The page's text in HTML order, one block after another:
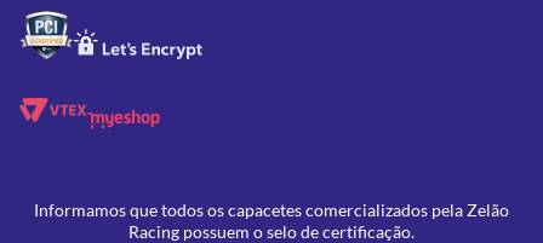
Lançamentos
Ofertas
Política de Campanhas e promoções
Informamos que todos os capacetes comercializados pela Zelão
Racing possuem o selo de certificação.